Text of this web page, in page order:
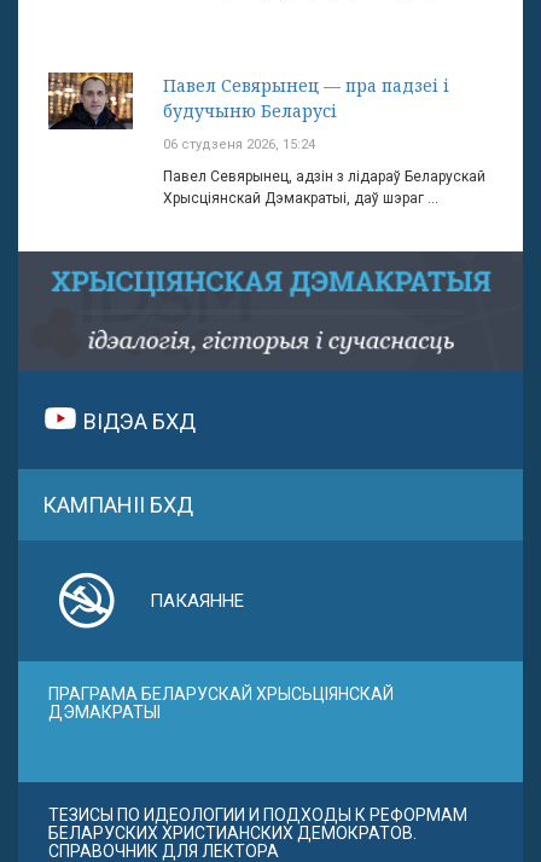
Павел Севярынец — пра падзеі і
будучыню Беларусі
06 студзеня 2026, 15:24
Павел Севярынец, адзін з лідараў Беларускай
Хрысціянскай Дэмакратыі, даў шэраг ...
ВІДЭА БХД
КАМПАНІІ БХД
ПАКАЯННЕ
ПРАГРАМА БЕЛАРУСКАЙ ХРЫСЬЦІЯНСКАЙ
ДЭМАКРАТЫІ
ТЕЗИСЫ ПО ИДЕОЛОГИИ И ПОДХОДЫ К РЕФОРМАМ
БЕЛАРУСКИХ ХРИСТИАНСКИХ ДЕМОКРАТОВ.
СПРАВОЧНИК ДЛЯ ЛЕКТОРА